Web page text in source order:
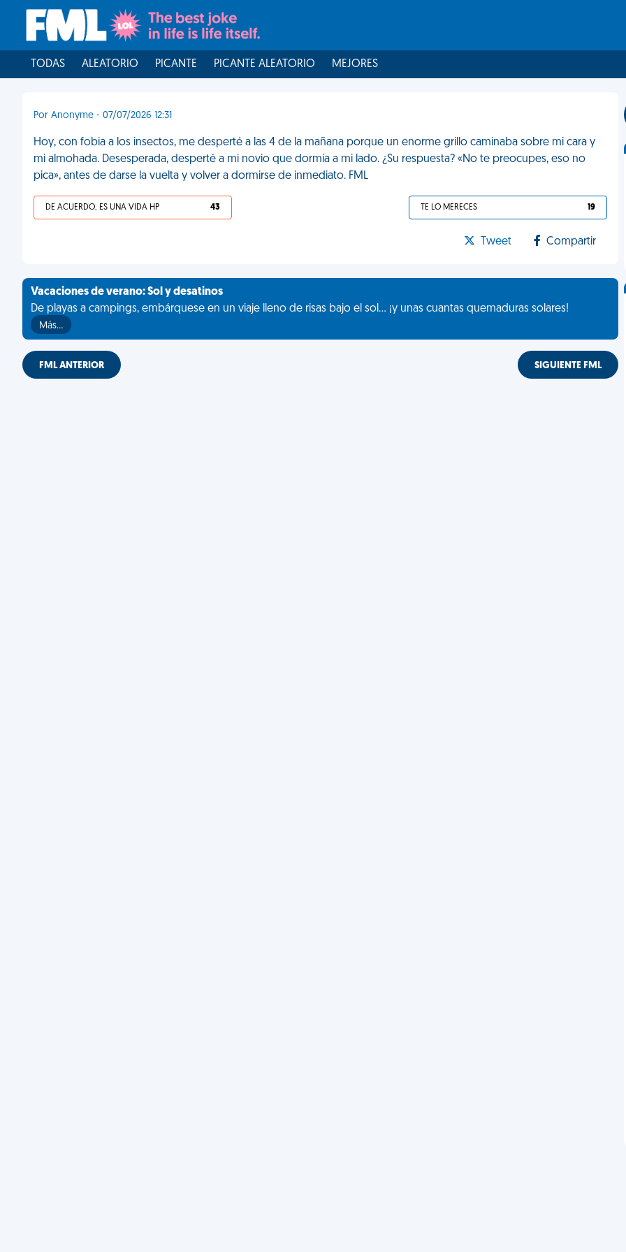
TODAS ALEATORIO PICANTE PICANTE ALEATORIO MEJORES
Por Anonyme - 07/07/2026 12:31
Hoy, con fobia a los insectos, me desperté a las 4 de la mañana porque un enorme grillo caminaba sobre mi cara y
mi almohada. Desesperada, desperté a mi novio que dormía a mi lado. ¿Su respuesta? «No te preocupes, eso no
pica», antes de darse la vuelta y volver a dormirse de inmediato. FML
DE ACUERDO, ES UNA VIDA HP 43 TE LO MERECES 19
Tweet Compartir
Vacaciones de verano: Sol y desatinos
De playas a campings, embárquese en un viaje lleno de risas bajo el sol... ¡y unas cuantas quemaduras solares!
Más…
FML ANTERIOR SIGUIENTE FML